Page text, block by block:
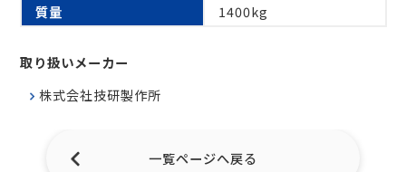
質量 1400kg
取り扱いメーカー
株式会社技研製作所
一覧ページへ戻る